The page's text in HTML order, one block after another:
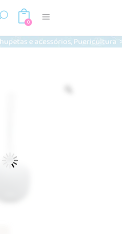
0
e acessórios,Puericultura